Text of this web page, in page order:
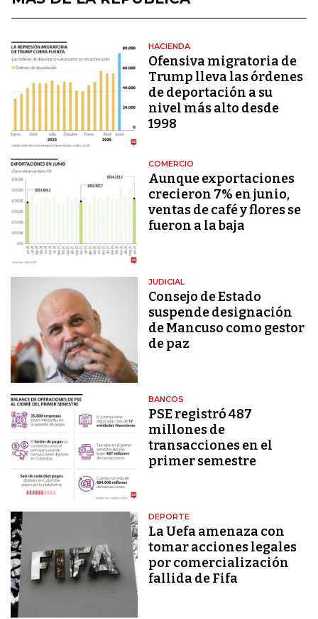
HACIENDA
Ofensiva migratoria de
Trump lleva las órdenes
de deportación a su
nivel más alto desde
1998
COMERCIO
Aunque exportaciones
crecieron 7% en junio,
ventas de café y flores se
fueron a la baja
JUDICIAL
Consejo de Estado
suspende designación
de Mancuso como gestor
de paz
BANCOS
PSE registró 487
millones de
transacciones en el
primer semestre
DEPORTE
La Uefa amenaza con
tomar acciones legales
por comercialización
fallida de Fifa